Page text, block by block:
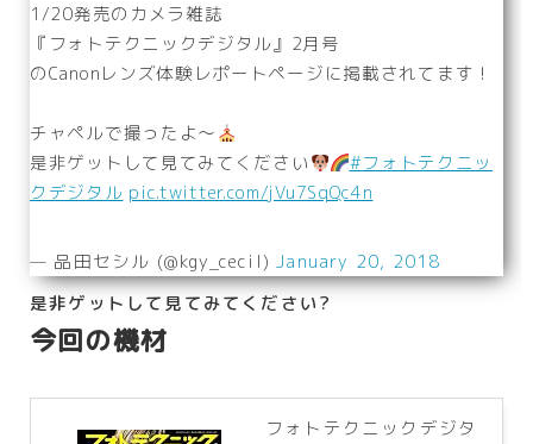
1/20発売のカメラ雑誌
『フォトテクニックデジタル』2月号
のCanonレンズ体験レポートページに掲載されてます！
チャペルで撮ったよ〜
是非ゲットして見てみてください
#フォトテクニッ
クデジタル pic.twitter.com/jVu7SqQc4n
— 品田セシル (@kgy_cecil)January 20, 2018
是非ゲットして見てみてください?
今回の機材
フォトテクニックデジタ